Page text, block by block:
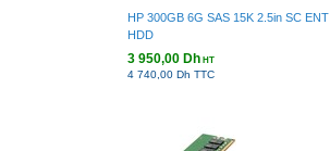
HP 300GB 6G SAS 15K 2.5in SC ENT
HDD
3 950,00 DhHT
4 740,00 Dh TTC